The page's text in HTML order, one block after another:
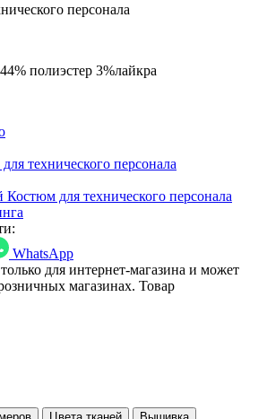
персонала
полиэстер 3%лайкра
технического персонала
Костюм для технического персонала
WhatsApp
для интернет-магазина и может
магазинах. Товар